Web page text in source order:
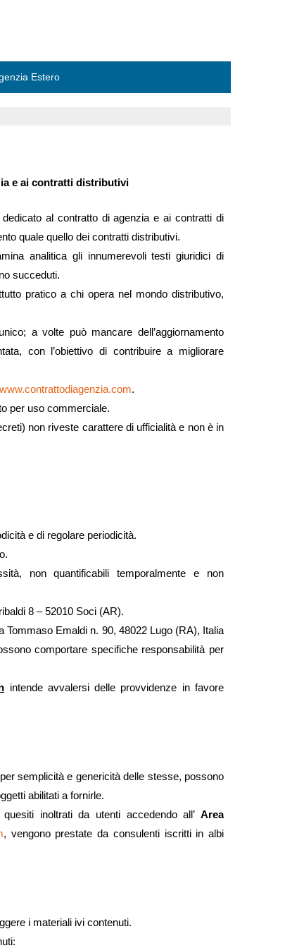
Estero
e ai contratti distributivi
al contratto di agenzia e ai contratti di
quale quello dei contratti distributivi.
analitica gli innumerevoli testi giuridici di
succeduti.
pratico a chi opera nel mondo distributivo,
a volte può mancare dell’aggiornamento
con l’obiettivo di contribuire a migliorare
www.contrattodiagenzia.com.
per uso commerciale.
non riveste carattere di ufficialità e non è in
e di regolare periodicità.
non quantificabili temporalmente e non
8 – 52010 Soci (AR).
Tommaso Emaldi n. 90, 48022 Lugo (RA), Italia
comportare specifiche responsabilità per
intende avvalersi delle provvidenze in favore
semplicità e genericità delle stesse, possono
abilitati a fornirle.
inoltrati da utenti accedendo all’ Area
, vengono prestate da consulenti iscritti in albi
i materiali ivi contenuti.